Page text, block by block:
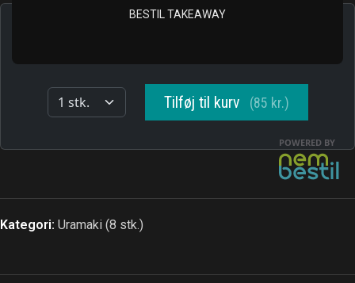
BESTIL TAKEAWAY
Kategori: Uramaki (8 stk.)